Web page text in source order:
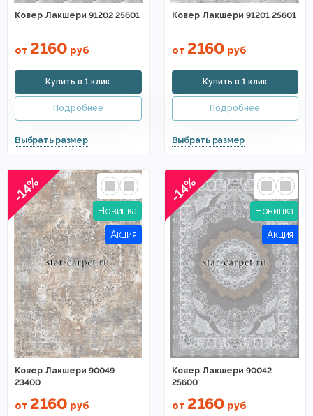
Ковер Лакшери 91202 25601
от 2160 руб
Ковер Лакшери 91201 25601
от 2160 руб
-14%
Ковер Лакшери 90049
23400
от 2160 руб
-14%
Ковер Лакшери 90042
25600
от 2160 руб